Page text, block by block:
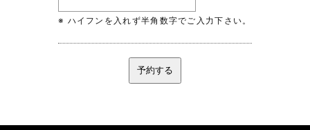
※ ハイフンを入れず半角数字でご入力下さい。